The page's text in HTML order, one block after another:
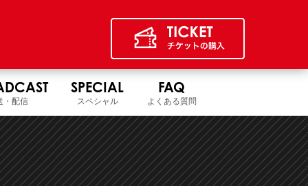
・配信
SPECIAL
スペシャル
FAQ
よくある質問